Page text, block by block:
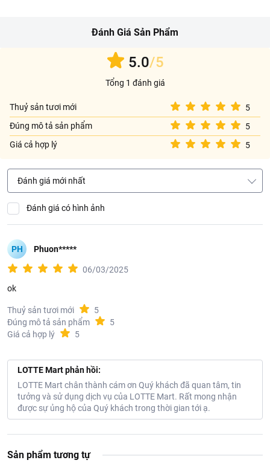
Đánh Giá Sản Phẩm
5.0/5
Tổng 1 đánh giá
Thuỷ sản tươi mới
5
Đúng mô tả sản phẩm
5
Giá cả hợp lý
5
Đánh giá mới nhất
Đánh giá có hình ảnh
PH Phuon*****
06/03/2025
ok
Thuỷ sản tươi mới
5
Đúng mô tả sản phẩm
5
Giá cả hợp lý
5
LOTTE Mart phản hồi:
LOTTE Mart chân thành cám ơn Quý khách đã quan tâm, tin
tưởng và sử dụng dịch vụ của LOTTE Mart. Rất mong nhận
được sự ủng hộ của Quý khách trong thời gian tới ạ.
Sản phẩm tương tự